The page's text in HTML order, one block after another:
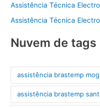
Assistência Técnica
Assistência Técnica
Nuvem de tags
assistência brastemp
assistência brastemp